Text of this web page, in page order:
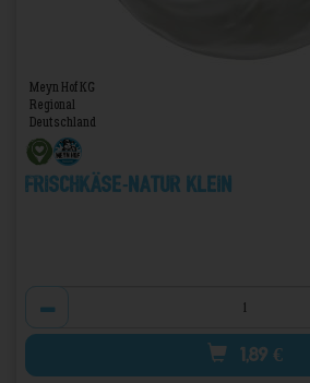
Meyn Hof KG
Regional
Deutschland
Frischkäse-Natur Klein
1,89 €